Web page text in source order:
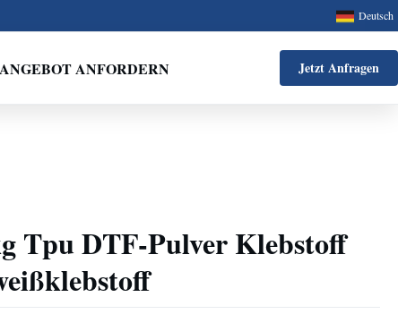
Deutsch
ANGEBOT ANFORDERN Jetzt Anfragen
Tpu DTF-Pulver Klebstoff